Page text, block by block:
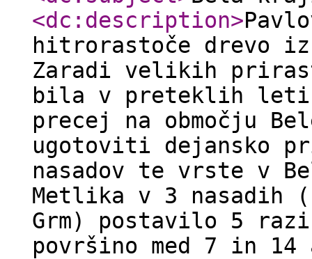
<dc:description>
hitrorastoče drevo iz
Zaradi velikih
bila v preteklih
precej na območju
ugotoviti dejansko
nasadov te vrste v
Metlika v 3 nasadih
Grm) postavilo 5
površino med 7 in 14